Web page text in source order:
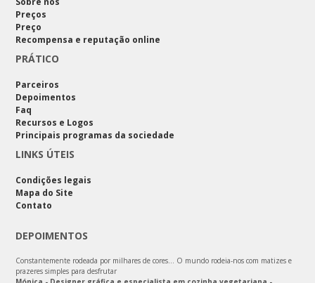
Preços
Preço
Recompensa e reputação online
PRÁTICO
Parceiros
Depoimentos
Faq
Recursos e Logos
Principais programas da sociedade
LINKS ÚTEIS
Condições legais
Mapa do Site
Contato
DEPOIMENTOS
Constantemente rodeada por milhares de cores… O mundo rodeia-nos com matizes e
prazeres simples para desfrutar